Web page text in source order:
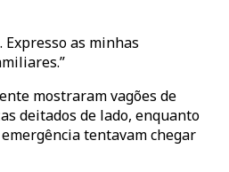
Expresso as minhas
mostraram vagões de
deitados de lado, enquanto
tentavam chegar